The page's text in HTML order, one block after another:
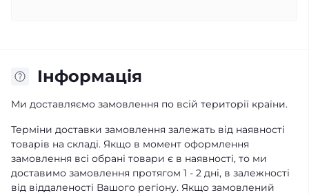
Iнформація
Ми доставляємо замовлення по всій території країни.
Терміни доставки замовлення залежать від наявності
товарів на складі. Якщо в момент оформлення
замовлення всі обрані товари є в наявності, то ми
доставимо замовлення протягом 1 - 2 дні, в залежності
від віддаленості Вашого регіону. Якщо замовлений